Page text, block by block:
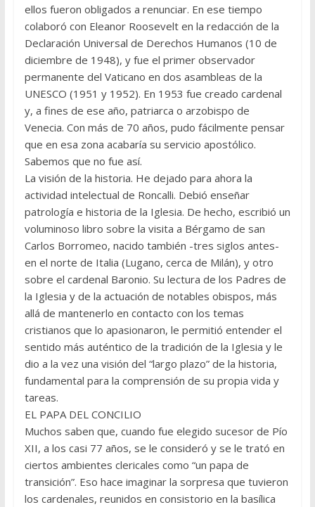
ellos fueron obligados a renun­ciar. En ese tiempo
colaboró con Eleanor Roosevelt en la redacción de la
Declaración Universal de Derechos Humanos (10 de
diciembre de 1948), y fue el primer observador
permanente del Vaticano en dos asambleas de la
UNESCO (1951 y 1952). En 1953 fue creado carde­nal
y, a fines de ese año, patriarca o arzobispo de
Venecia. Con más de 70 años, pudo fácilmente pensar
que en esa zona acabaría su servicio apostólico.
Sabemos que no fue así.
La visión de la historia. He dejado para ahora la
actividad intelectual de Roncalli. Debió enseñar
patrología e historia de la Iglesia. De he­cho, escribió un
voluminoso libro sobre la visita a Bérgamo de san
Carlos Borromeo, nacido también -tres siglos antes-
en el norte de Italia (Lugano, cerca de Milán), y otro
sobre el cardenal Baronio. Su lectura de los Padres de
la Iglesia y de la actuación de notables obis­pos, más
allá de mantenerlo en contacto con los temas
cristianos que lo apasionaron, le permitió entender el
sentido más auténtico de la tradición de la Iglesia y le
dio a la vez una visión del “largo plazo” de la historia,
fundamental para la comprensión de su propia vida y
tareas.
EL PAPA DEL CONCILIO
Muchos saben que, cuando fue elegido sucesor de Pío
XII, a los casi 77 años, se le consideró y se le trató en
ciertos ambientes clericales como “un papa de
transición”. Eso hace imaginar la sorpresa que tuvieron
los cardenales, reunidos en consistorio en la basílica